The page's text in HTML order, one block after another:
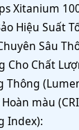
Xitanium
Hiệu Suất
Sâu
Cho Chất
Thông
Hoàn màu
Index):